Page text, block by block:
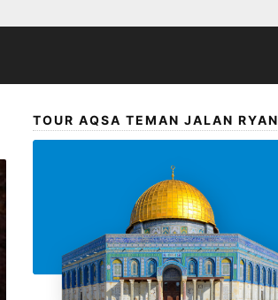
TOUR AQSA TEMAN JALAN RYAN